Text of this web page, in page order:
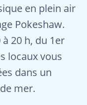
en plein air
Pokeshaw.
20 h, du 1er
locaux vous
dans un
mer.